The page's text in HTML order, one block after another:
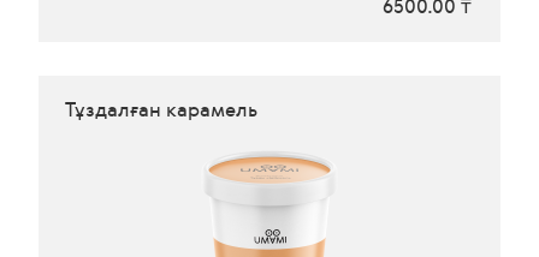
6500.00 ₸
Тұздалған карамель